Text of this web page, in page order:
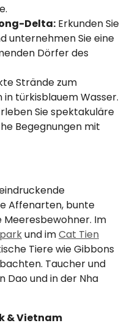
Delta: Erkunden Sie
unternehmen Sie eine
Dörfer des
Strände zum
türkisblauem Wasser.
Sie spektakuläre
Begegnungen mit
Affenarten, bunte
Im
und imCat Tien
Tiere wie Gibbons
Taucher und
Dao und in der Nha
& Vietnam